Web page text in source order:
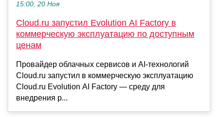
15:00, 20 Ноя
Cloud.ru запустил Evolution AI Factory в
коммерческую эксплуатацию по доступным
ценам
Провайдер облачных сервисов и AI-технологий
Cloud.ru запустил в коммерческую эксплуатацию
Cloud.ru Evolution AI Factory — среду для
внедрения р...